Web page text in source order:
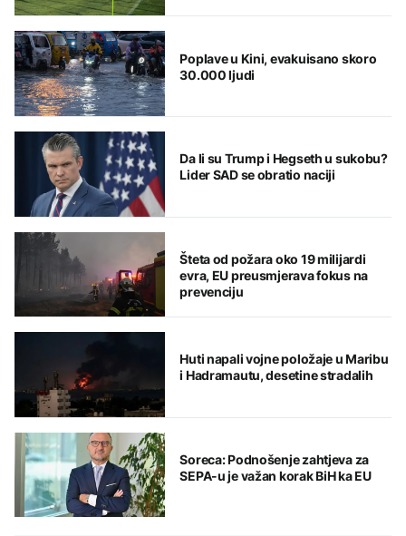
Poplave u Kini, evakuisano skoro
30.000 ljudi
Da li su Trump i Hegseth u sukobu?
Lider SAD se obratio naciji
Šteta od požara oko 19 milijardi
evra, EU preusmjerava fokus na
prevenciju
Huti napali vojne položaje u Maribu
i Hadramautu, desetine stradalih
Soreca: Podnošenje zahtjeva za
SEPA-u je važan korak BiH ka EU